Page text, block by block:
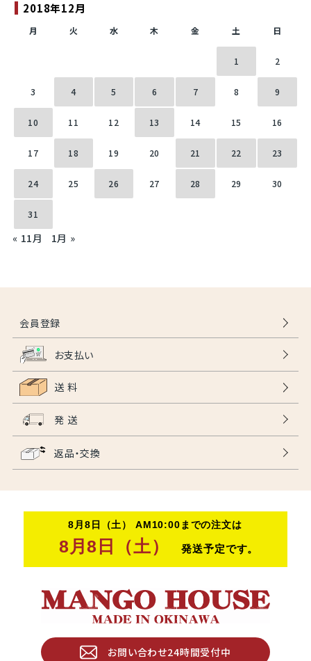
2018年12月
月 火 水 木 金 土 日
1 2
3 4 5 6 7 8 9
10 11 12 13 14 15 16
17 18 19 20 21 22 23
24 25 26 27 28 29 30
31
« 11月 1月 »
会員登録
お支払い
送 料
発 送
返品・交換
お問い合わせ24時間受付中